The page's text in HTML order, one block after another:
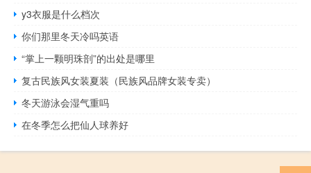
y3衣服是什么档次
你们那里冬天冷吗英语
“掌上一颗明珠剖”的出处是哪里
复古民族风女装夏装（民族风品牌女装专卖）
冬天游泳会湿气重吗
在冬季怎么把仙人球养好